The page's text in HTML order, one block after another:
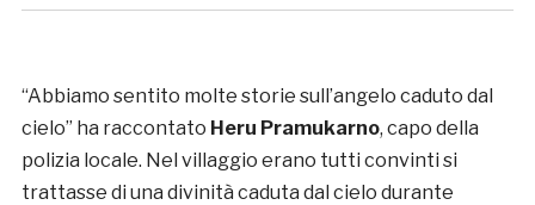
“Abbiamo sentito molte storie sull’angelo caduto dal
cielo” ha raccontato Heru Pramukarno, capo della
polizia locale. Nel villaggio erano tutti convinti si
trattasse di una divinità caduta dal cielo durante